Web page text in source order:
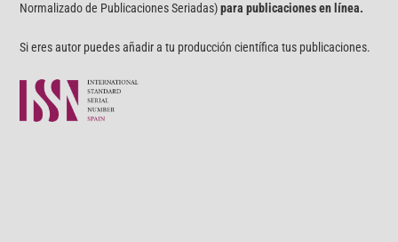
Normalizado de Publicaciones Seriadas)para publicaciones en línea.
Si eres autor puedes añadir a tu producción científica tus publicaciones.